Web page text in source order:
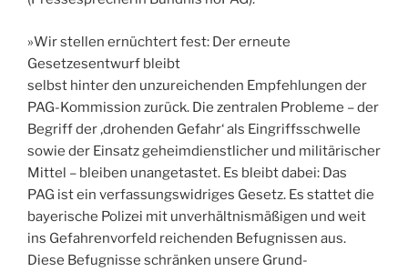
»Wir stellen ernüchtert fest: Der erneute
Gesetzesentwurf bleibt
selbst hinter den unzureichenden Empfehlungen der
PAG-Kommission zurück. Die zentralen Probleme – der
Begriff der ‚drohenden Gefahr‘ als Eingriffsschwelle
sowie der Einsatz geheimdienstlicher und militärischer
Mittel – bleiben unangetastet. Es bleibt dabei: Das
PAG ist ein verfassungswidriges Gesetz. Es stattet die
bayerische Polizei mit unverhältnismäßigen und weit
ins Gefahrenvorfeld reichenden Befugnissen aus.
Diese Befugnisse schränken unsere Grund-